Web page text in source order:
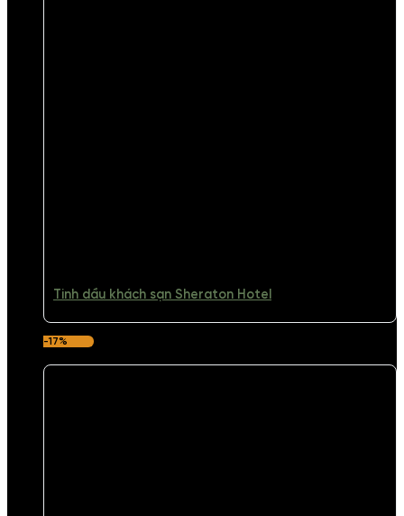
Tinh dầu khách sạn Sheraton Hotel
-17%